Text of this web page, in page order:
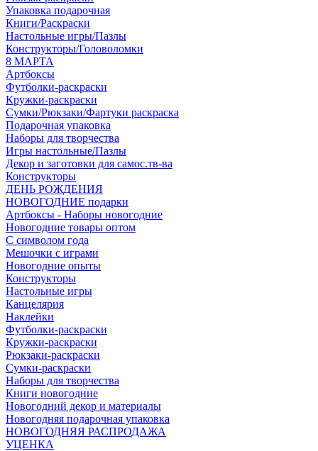
Упаковка подарочная
Книги/Раскраски
Настольные игры/Пазлы
Конструкторы/Головоломки
8 МАРТА
Артбоксы
Футболки-раскраски
Кружки-раскраски
Сумки/Рюкзаки/Фартуки раскраска
Подарочная упаковка
Наборы для творчества
Игры настольные/Пазлы
Декор и заготовки для самос.тв-ва
Конструкторы
ДЕНЬ РОЖДЕНИЯ
НОВОГОДНИЕ подарки
Артбоксы - Наборы новогодние
Новогодние товары оптом
С символом года
Мешочки с играми
Новогодние опыты
Конструкторы
Настольные игры
Канцелярия
Наклейки
Футболки-раскраски
Кружки-раскраски
Рюкзаки-раскраски
Сумки-раскраски
Наборы для творчества
Книги новогодние
Новогодний декор и материалы
Новогодняя подарочная упаковка
НОВОГОДНЯЯ РАСПРОДАЖА
УЦЕНКА